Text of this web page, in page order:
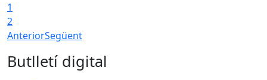
1
2
AnteriorSegüent
Butlletí digital